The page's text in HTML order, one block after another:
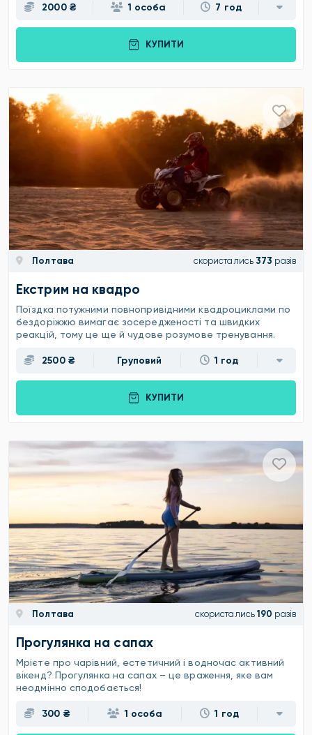
2000 ₴ 1 особа 7 год
КУПИТИ
Полтава скористались 373 разів
Екстрим на квадро
Поїздка потужними повнопривідними квадроциклами по
бездоріжжю вимагає зосередженості та швидких
реакцій, тому це ще й чудове розумове тренування.
2500 ₴ Груповий 1 год
КУПИТИ
Полтава скористались 190 разів
Прогулянка на сапах
Мрієте про чарівний, естетичний і водночас активний
вікенд? Прогулянка на сапах – це враження, яке вам
неодмінно сподобається!
300 ₴ 1 особа 1 год